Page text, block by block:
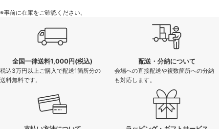
※事前に在庫をご確認ください。
全国一律送料1,000円(税込)
税込3万円以上ご購入で配送1箇所分の
送料無料です。
配送・分納について
会場への直接配送や複数箇所への分納
も対応します。